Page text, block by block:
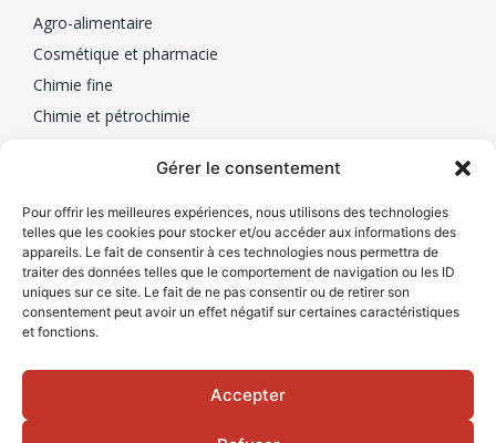
Gérer le consentement
Pour offrir les meilleures expériences, nous utilisons des technologies
telles que les cookies pour stocker et/ou accéder aux informations des
appareils. Le fait de consentir à ces technologies nous permettra de
traiter des données telles que le comportement de navigation ou les ID
uniques sur ce site. Le fait de ne pas consentir ou de retirer son
consentement peut avoir un effet négatif sur certaines caractéristiques
et fonctions.
Accepter
Agro-alimentaire
Cosmétique et pharmacie
Chimie fine
Chimie et pétrochimie
Qui sommes-nous
Nos partenaires
Contacts
Nous contacter